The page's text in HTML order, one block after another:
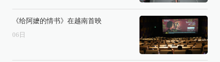
《给阿嬷的情书》在越南首映
06 日